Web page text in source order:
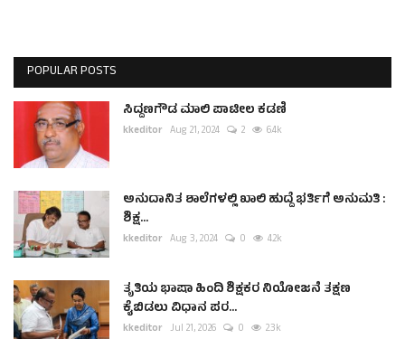
POPULAR POSTS
ಸಿದ್ದಣಗೌಡ ಮಾಲಿ ಪಾಟೀಲ ಕಡಣಿ
kkeditor Aug 21, 2024 2 6.4k
ಅನುದಾನಿತ ಶಾಲೆಗಳಲ್ಲಿ ಖಾಲಿ ಹುದ್ದೆ ಭರ್ತಿಗೆ ಅನುಮತಿ :
ಶಿಕ್ಷ...
kkeditor Aug 3, 2024 0 4.2k
ತೃತಿಯ ಭಾಷಾ ಹಿಂದಿ ಶಿಕ್ಷಕರ ನಿಯೋಜನೆ ತಕ್ಷಣ
ಕೈಬಿಡಲು ವಿಧಾನ ಪರ...
kkeditor Jul 21, 2026 0 2.3k